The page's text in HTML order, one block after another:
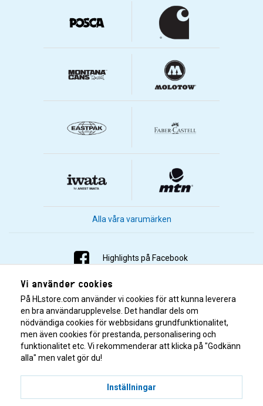
Alla våra varumärken
Highlights på Facebook
Highlights på Instagram
Highlights på Youtube
Highlights på Tiktok
Vi använder cookies
På HLstore.com använder vi cookies för att kunna leverera
en bra användarupplevelse. Det handlar dels om
nödvändiga cookies för webbsidans grundfunktionalitet,
men även cookies för prestanda, personalisering och
funktionalitet etc. Vi rekommenderar att klicka på "Godkänn
alla" men valet gör du!
Inställningar